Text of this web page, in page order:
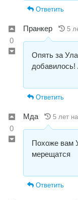
Ответить
0
Пранкер 5
Опять за
Ответить
0
Мда 5 лет
Похоже вам
мерещатся
Ответить